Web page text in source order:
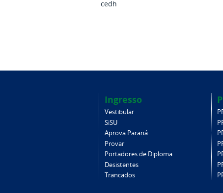
cedh
Ingresso
Vestibular
SiSU
Aprova Paraná
Provar
Portadores de Diploma
Desistentes
Trancados